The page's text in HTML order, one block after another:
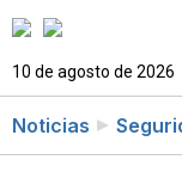
10 de agosto de 2026
Noticias